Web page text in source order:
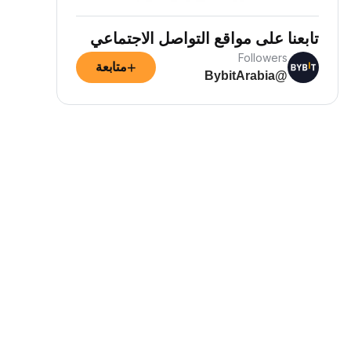
تابعنا على مواقع التواصل الاجتماعي
Followers
@BybitArabia
+متابعة